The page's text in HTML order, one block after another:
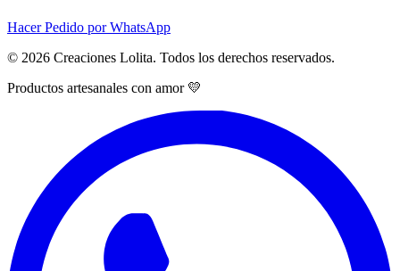
Hacer Pedido por WhatsApp
© 2026 Creaciones Lolita. Todos los derechos reservados.
Productos artesanales con amor 💛